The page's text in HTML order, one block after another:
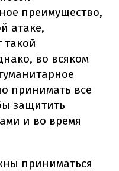
преимущество,
атаке,
во всяком
принимать все
защитить
и во время
приниматься